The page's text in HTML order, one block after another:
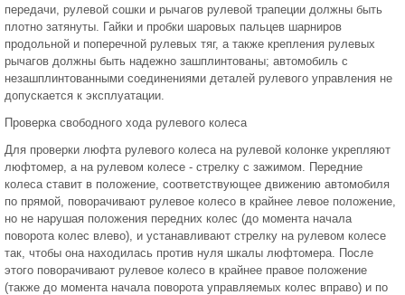
передачи, рулевой сошки и рычагов рулевой трапеции должны быть
плотно затянуты. Гайки и пробки шаровых пальцев шарниров
продольной и поперечной рулевых тяг, а также крепления рулевых
рычагов должны быть надежно зашплинтованы; автомобиль с
незашплинтованными соединениями деталей рулевого управления не
допускается к эксплуатации.
Проверка свободного хода рулевого колеса
Для проверки люфта рулевого колеса на рулевой колонке укрепляют
люфтомер, а на рулевом колесе - стрелку с зажимом. Передние
колеса ставит в положение, соответствующее движению автомобиля
по прямой, поворачивают рулевое колесо в крайнее левое положение,
но не нарушая положения передних колес (до момента начала
поворота колес влево), и устанавливают стрелку на рулевом колесе
так, чтобы она находилась против нуля шкалы люфтомера. После
этого поворачивают рулевое колесо в крайнее правое положение
(также до момента начала поворота управляемых колес вправо) и по